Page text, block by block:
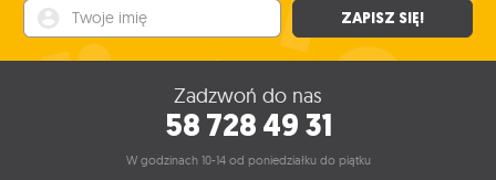
ZAPISZ SIĘ!
Zadzwoń do nas
58 728 49 31
W godzinach 10-14 od poniedziałku do piątku